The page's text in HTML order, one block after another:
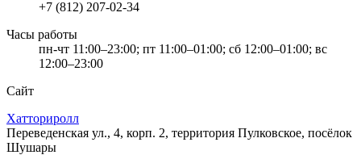
+7 (812) 207-02-34
Часы работы
пн-чт 11:00–23:00; пт 11:00–01:00; сб 12:00–01:00; вс
12:00–23:00
Сайт
Хатториролл
Переведенская ул., 4, корп. 2, территория Пулковское, посёлок
Шушары